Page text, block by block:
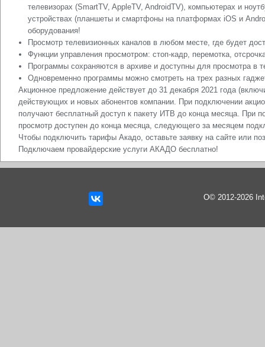
телевизорах (SmartTV, AppleTV, AndroidTV), компьютерах и
устройствах (планшеты и смартфоны на платформах iOS и
оборудования!
Просмотр телевизионных каналов в любом месте, где будет
Функции управления просмотром: стоп-кадр, перемотка,
Программы сохраняются в архиве и доступны для просмотра в
Одновременно программы можно смотреть на трех разных
Акционное предложение действует до 31 декабря 2021 года
действующих и новых абонентов компании. При подключении
получают бесплатный доступ к пакету ИТВ до конца месяца. При
просмотр доступен до конца месяца, следующего за месяцем
Чтобы подключить тарифы Акадо, оставьте заявку на сайте или
Подключаем провайдерские услуги АКАДО бесплатно!
О© 2012-2026